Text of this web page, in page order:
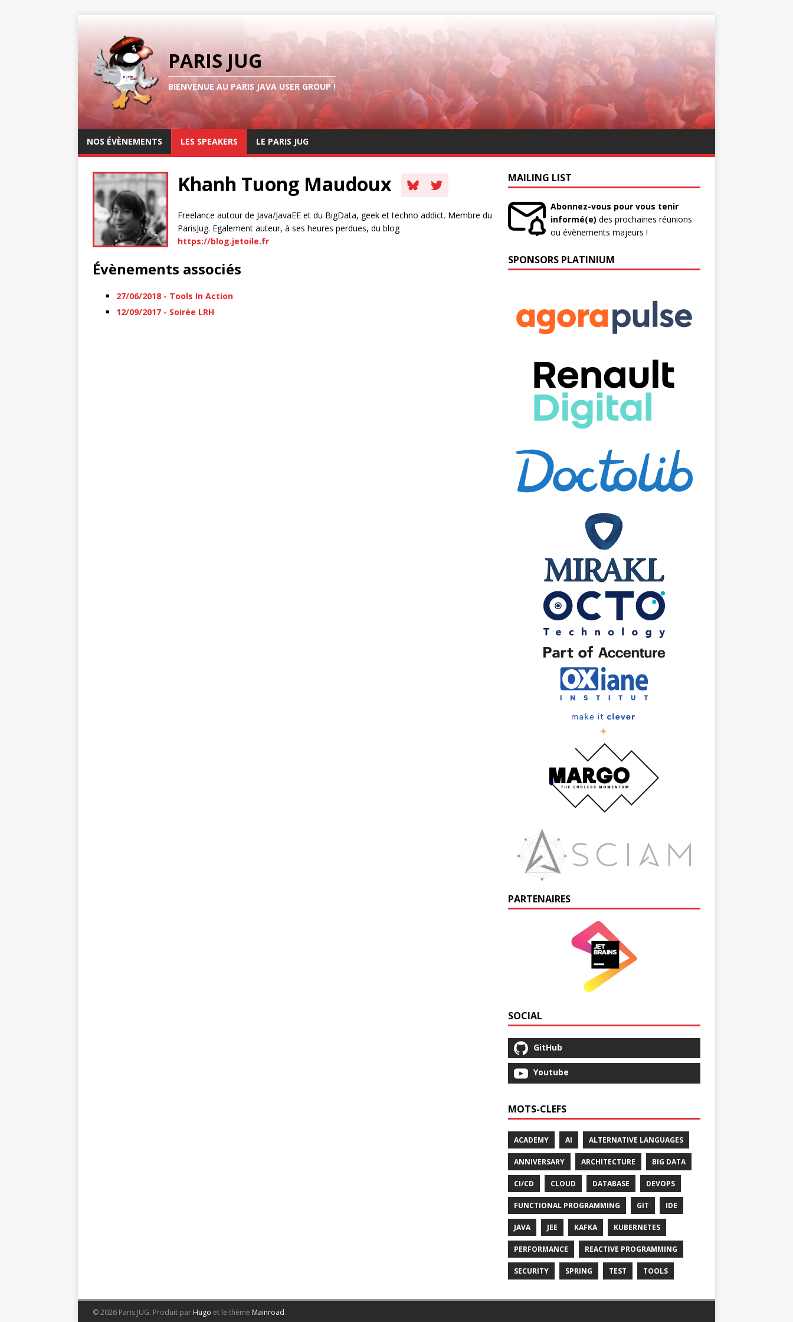
PARIS JUG
BIENVENUE AU PARIS JAVA USER GROUP !
NOS ÉVÈNEMENTS LES SPEAKERS LE PARIS JUG
Khanh Tuong Maudoux
Freelance autour de Java/JavaEE et du BigData, geek et techno addict. Membre du
ParisJug. Egalement auteur, à ses heures perdues, du blog
https://blog.jetoile.fr
Évènements associés
27/06/2018 - Tools In Action
12/09/2017 - Soirée LRH
MAILING LIST
Abonnez-vous pour vous tenir
informé(e) des prochaines réunions
ou évènements majeurs !
SPONSORS PLATINIUM
PARTENAIRES
SOCIAL
GitHub
Youtube
MOTS-CLEFS
ACADEMY AI ALTERNATIVE LANGUAGES
ANNIVERSARY ARCHITECTURE BIG DATA
CI/CD CLOUD DATABASE DEVOPS
FUNCTIONAL PROGRAMMING GIT IDE
JAVA JEE KAFKA KUBERNETES
PERFORMANCE REACTIVE PROGRAMMING
SECURITY SPRING TEST TOOLS
© 2026 Paris JUG. Produit par Hugo et le thème Mainroad.